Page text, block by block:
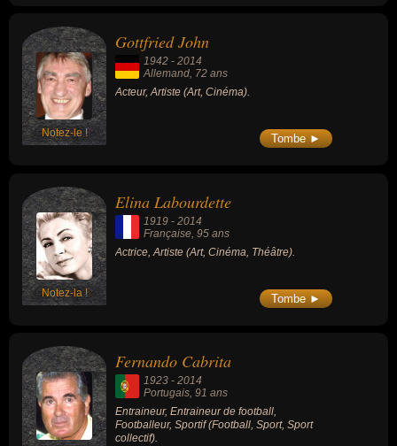
Notez-le !
Gottfried John
1942 - 2014
Allemand, 72 ans
Acteur, Artiste (Art, Cinéma).
Tombe ►
Notez-la !
Elina Labourdette
1919 - 2014
Française , 95 ans
Actrice, Artiste (Art, Cinéma, Théâtre).
Tombe ►
Fernando Cabrita
1923 - 2014
Portugais, 91 ans
Entraineur, Entraineur de football,
Footballeur, Sportif (Football, Sport, Sport
collectif).